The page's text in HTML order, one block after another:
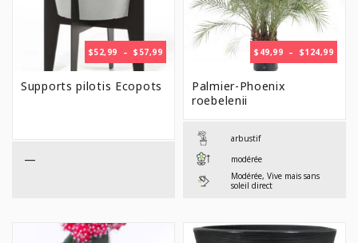
$52,99 – $ 57,99PLAGE
DE
Supports pilotis Ecopots
—
$ 49,99 – $124,99
DE
Palmier-Phoenix
roebelenii
arbustif
modérée
Modérée, Vive mais sans
soleil direct